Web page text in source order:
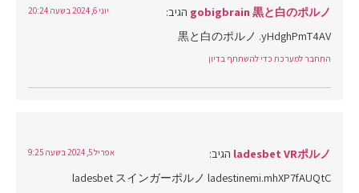
gobigbrain 黒と白のポルノ הגיב: יוני 6, 2024 בשעה 20:24
黒と白のポルノ .yHdghPmT4AV
התחבר למערכת כדי להשתתף בדיון
ladesbet VRポルノ הגיב: אפריל 5, 2024 בשעה 9:25
ladesbet スインガーポルノ ladestinemi.mhXP7fAUQtC